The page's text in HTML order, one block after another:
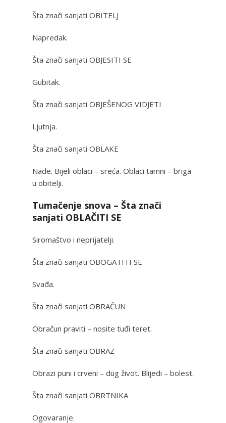
Šta znači sanjati OBITELJ
Napredak.
Šta znači sanjati OBJESITI SE
Gubitak.
Šta znači sanjati OBJEŠENOG VIDJETI
Ljutnja.
Šta znači sanjati OBLAKE
Nade. Bijeli oblaci – sreća. Oblaci tamni – briga
u obitelji.
Tumačenje snova – Šta znači
sanjati OBLAČITI SE
Siromaštvo i neprijatelji.
Šta znači sanjati OBOGATITI SE
Svađa.
Šta znači sanjati OBRAČUN
Obračun praviti – nosite tuđi teret.
Šta znači sanjati OBRAZ
Obrazi puni i crveni – dug život. Blijedi – bolest.
Šta znači sanjati OBRTNIKA
Ogovaranje.